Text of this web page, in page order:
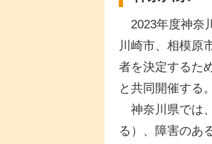
2023年度神奈
川崎市、相模原
者を決定するた
と共同開催する。
神奈川県では
る）、障害のあ